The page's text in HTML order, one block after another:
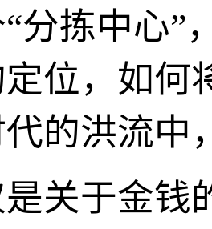
分拣中心”
位，如何
的洪流中
关于金钱